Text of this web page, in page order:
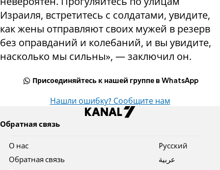
Израиля, встретитесь с солдатами, увидите,
как жены отправляют своих мужей в резерв
без оправданий и колебаний, и вы увидите,
насколько мы сильны», — заключил он.
Присоединяйтесь к нашей группе в WhatsApp
Нашли ошибку? Сообщите нам
Обратная связь
О нас
Обратная связь
Pусский
عربية